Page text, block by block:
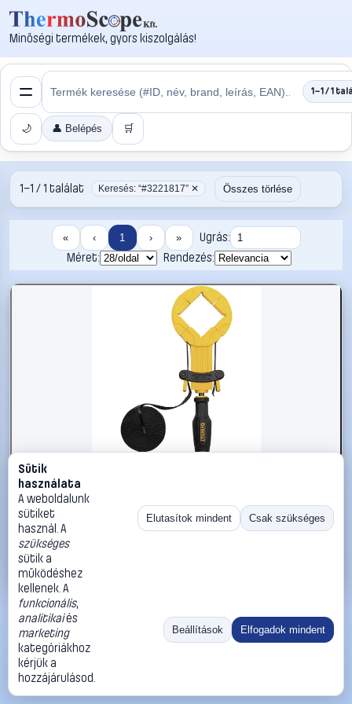
Minőségi termékek, gyors kiszolgálás!
1–1 / 1
🌙 👤 Belépés 🛒
1–1 / 1 találat Keresés: “#3221817” ✕ Összes törlése
« ‹ 1 › »
Ugrás:
Méret:
Rendezés:
#3221817
DEWALT DWHT83839-0 Szalagos szorító
DEWALT
13 990 Ft
Kosárba
«
Méret:
Rendezés:
©2026
ThermoScope
Cégbemutató
Sütik
használata
A weboldalunk
sütiket
használ. A
szükséges
sütik a
működéshez
kellenek. A
funkcionális,
analitikaiés
marketing
kategóriákhoz
kérjük a
hozzájárulásod.
Elutasítok mindent Csak szükséges
Beállítások Elfogadok mindent